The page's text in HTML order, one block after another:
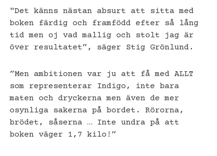
"Det känns nästan absurt att sitta med
boken färdig och framfödd efter så lång
tid men oj vad mallig och stolt jag är
över resultatet”, säger Stig Grönlund.
”Men ambitionen var ju att få med ALLT
som representerar Indigo, inte bara
maten och dryckerna men även de mer
osynliga sakerna på bordet. Rörorna,
brödet, såserna … Inte undra på att
boken väger 1,7 kilo!”